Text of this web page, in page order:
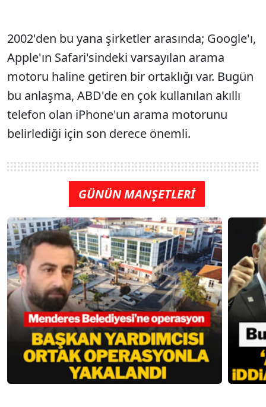
2002'den bu yana şirketler arasında; Google'ı,
Apple'ın Safari'sindeki varsayılan arama
motoru haline getiren bir ortaklığı var. Bugün
bu anlaşma, ABD'de en çok kullanılan akıllı
telefon olan iPhone'un arama motorunu
belirlediği için son derece önemli.
GÜNÜN MANŞETLERİ